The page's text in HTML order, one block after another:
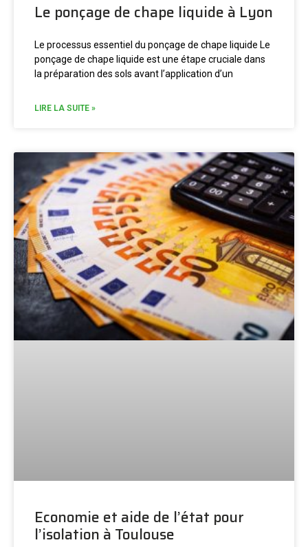
Le ponçage de chape liquide à Lyon
Le processus essentiel du ponçage de chape liquide Le
ponçage de chape liquide est une étape cruciale dans
la préparation des sols avant l’application d’un
LIRE LA SUITE »
Economie et aide de l’état pour
l’isolation à Toulouse